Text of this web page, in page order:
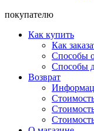
покупателю
Как купить
Как
Способы
Способы
Возврат